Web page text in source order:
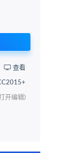
查看
开编辑)